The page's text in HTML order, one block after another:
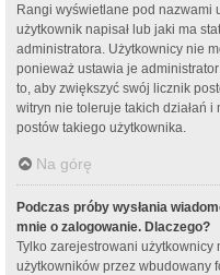
Rangi wyświetlane pod nazwami
użytkownik napisał lub jaki ma
administratora. Użytkownicy nie
ponieważ ustawia je
to, aby zwiększyć swój licznik
witryn nie toleruje takich działań
postów takiego użytkownika.
Na górę
Podczas próby wysłania
mnie o zalogowanie. Dlaczego?
Tylko zarejestrowani użytkownicy
użytkowników przez wbudowany